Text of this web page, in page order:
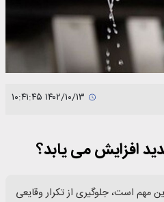
افزایش می یابد؟
مهم است، جلوگیری از تکرار وقایعی